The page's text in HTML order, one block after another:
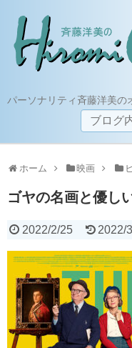
パーソナリティ斉藤洋美の
ホーム 映画
ゴヤの名画と優し
2022/2/25 2022/